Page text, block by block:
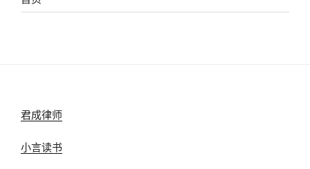
君成律师
小言读书